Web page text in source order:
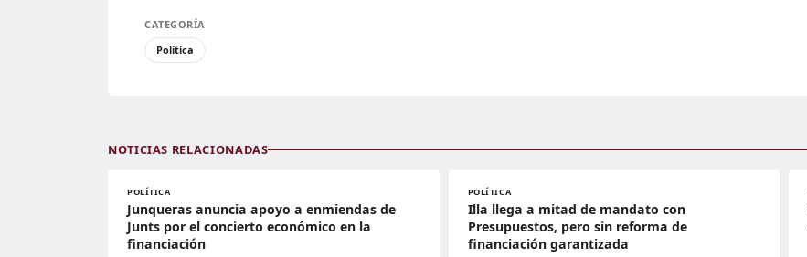
CATEGORÍA
Política
NOTICIAS RELACIONADAS
POLÍTICA
Junqueras anuncia apoyo a enmiendas de
Junts por el concierto económico en la
financiación
POLÍTICA
Illa llega a mitad de mandato con
Presupuestos, pero sin reforma de
financiación garantizada